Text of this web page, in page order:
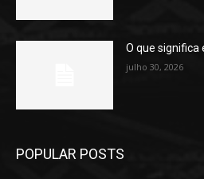
O que significa
julho 30, 2026
POPULAR POSTS